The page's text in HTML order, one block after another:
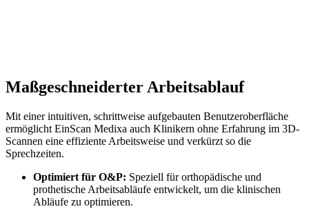
Maßgeschneiderter Arbeitsablauf
Mit einer intuitiven, schrittweise aufgebauten Benutzeroberfläche
ermöglicht EinScan Medixa auch Klinikern ohne Erfahrung im 3D-
Scannen eine effiziente Arbeitsweise und verkürzt so die
Sprechzeiten.
Optimiert für O&P: Speziell für orthopädische und
prothetische Arbeitsabläufe entwickelt, um die klinischen
Abläufe zu optimieren.